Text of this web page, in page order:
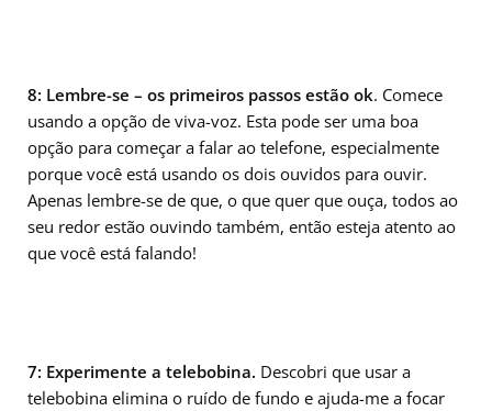
8: Lembre-se – os primeiros passos estão ok. Comece
usando a opção de viva-voz. Esta pode ser uma boa
opção para começar a falar ao telefone, especialmente
porque você está usando os dois ouvidos para ouvir.
Apenas lembre-se de que, o que quer que ouça, todos ao
seu redor estão ouvindo também, então esteja atento ao
que você está falando!
7: Experimente a telebobina. Descobri que usar a
telebobina elimina o ruído de fundo e ajuda-me a focar